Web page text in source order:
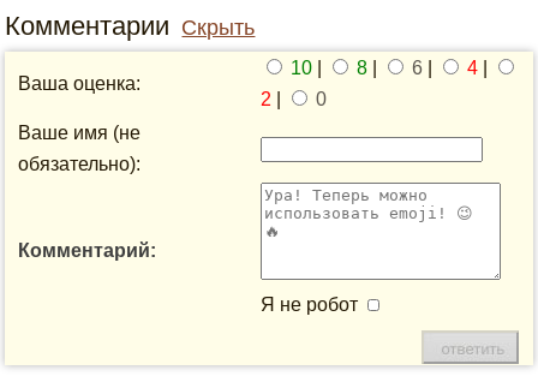
Комментарии Скрыть
Ваша оценка:
10 8 6 4
2
0
Ваше имя (не
обязательно):
Комментарий:
Я не робот